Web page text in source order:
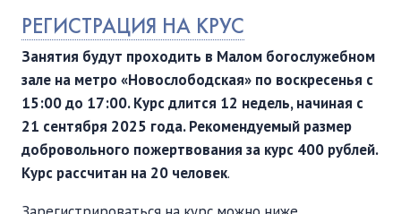
РЕГИСТРАЦИЯ НА КРУС
Занятия будут проходить в Малом богослужебном
зале на метро «Новослободская» по воскресенья с
15:00 до 17:00. Курс длится 12 недель, начиная с
21 сентября 2025 года. Рекомендуемый размер
добровольного пожертвования за курс 400 рублей.
Курс рассчитан на 20 человек.